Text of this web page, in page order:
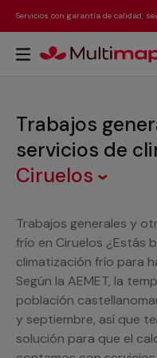
Servicios con garantía de calidad,
Trabajos
servicios de
Ciruelos
Trabajos generales y
frío en Ciruelos ¿Estás
climatización frío para
Según la AEMET, la
población
y septiembre, así que
solución para que el